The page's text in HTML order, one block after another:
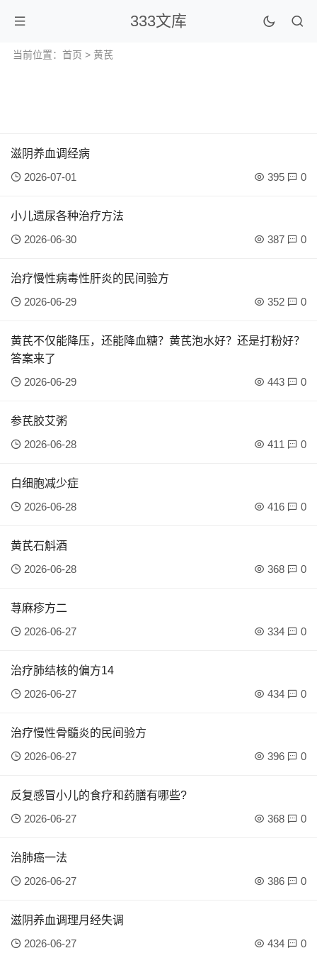
333文库
当前位置： 首页 > 黄芪
滋阴养血调经病
2026-07-01
395 0
小儿遗尿各种治疗方法
2026-06-30
387 0
治疗慢性病毒性肝炎的民间验方
2026-06-29
352 0
黄芪不仅能降压，还能降血糖？黄芪泡水好？还是打粉好？
答案来了
2026-06-29
443 0
参芪胶艾粥
2026-06-28
411 0
白细胞减少症
2026-06-28
416 0
黄芪石斛酒
2026-06-28
368 0
荨麻疹方二
2026-06-27
334 0
治疗肺结核的偏方14
2026-06-27
434 0
治疗慢性骨髓炎的民间验方
2026-06-27
396 0
反复感冒小儿的食疗和药膳有哪些?
2026-06-27
368 0
治肺癌一法
2026-06-27
386 0
滋阴养血调理月经失调
2026-06-27
434 0